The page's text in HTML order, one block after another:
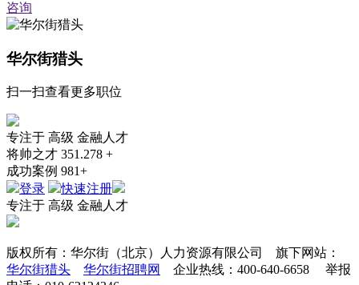
咨询
华尔街猎头
扫一扫查看更多职位
专注于 高级 金融人才
将帅之才 351.278 +
成功案例 981+
登录
快速注册
专注于 高级 金融人才
版权所有：华尔街（北京）人力资源有限公司 旗下网站：
华尔街猎头
华尔街招聘网
企业热线：400-640-6658 举报